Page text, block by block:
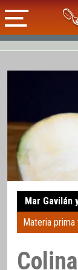
Mar Gavilán
Materia